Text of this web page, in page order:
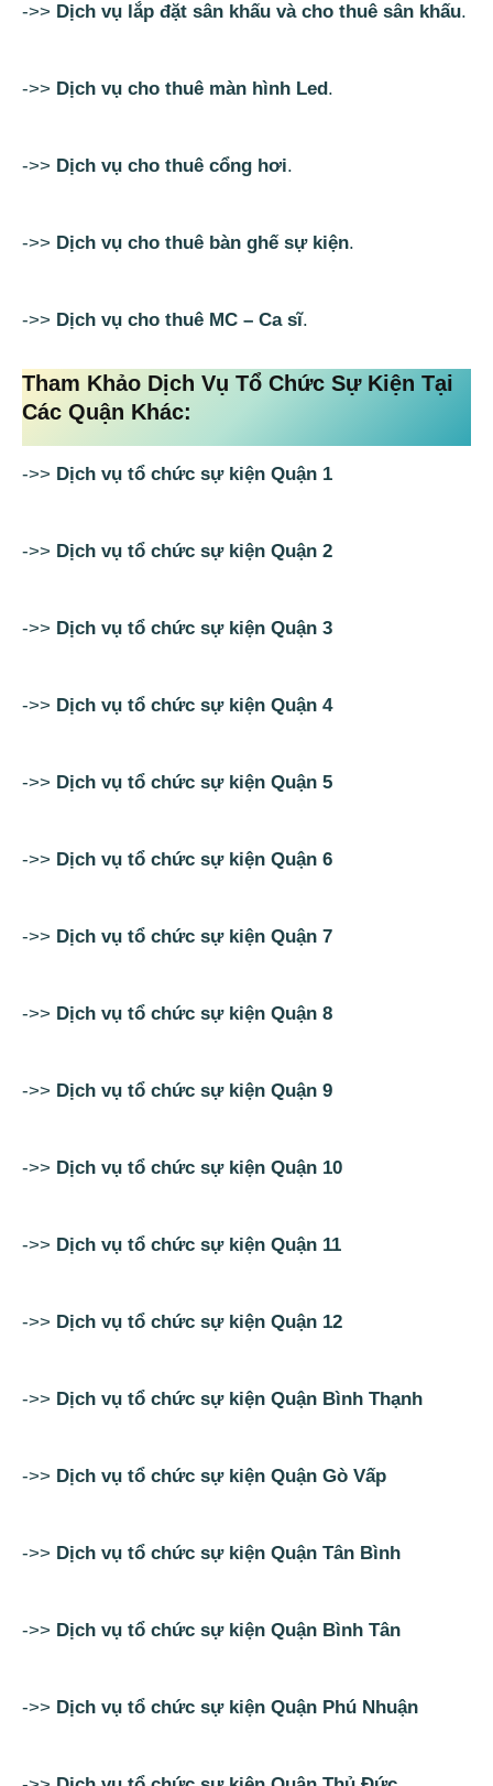
->> Dịch vụ lắp đặt sân khấu và cho thuê sân khấu.
->> Dịch vụ cho thuê màn hình Led.
->> Dịch vụ cho thuê cổng hơi.
->> Dịch vụ cho thuê bàn ghế sự kiện.
->> Dịch vụ cho thuê MC – Ca sĩ.
Tham Khảo Dịch Vụ Tổ Chức Sự Kiện Tại
Các Quận Khác:
->> Dịch vụ tổ chức sự kiện Quận 1
->> Dịch vụ tổ chức sự kiện Quận 2
->> Dịch vụ tổ chức sự kiện Quận 3
->> Dịch vụ tổ chức sự kiện Quận 4
->> Dịch vụ tổ chức sự kiện Quận 5
->> Dịch vụ tổ chức sự kiện Quận 6
->> Dịch vụ tổ chức sự kiện Quận 7
->> Dịch vụ tổ chức sự kiện Quận 8
->> Dịch vụ tổ chức sự kiện Quận 9
->> Dịch vụ tổ chức sự kiện Quận 10
->> Dịch vụ tổ chức sự kiện Quận 11
->> Dịch vụ tổ chức sự kiện Quận 12
->> Dịch vụ tổ chức sự kiện Quận Bình Thạnh
->> Dịch vụ tổ chức sự kiện Quận Gò Vấp
->> Dịch vụ tổ chức sự kiện Quận Tân Bình
->> Dịch vụ tổ chức sự kiện Quận Bình Tân
->> Dịch vụ tổ chức sự kiện Quận Phú Nhuận